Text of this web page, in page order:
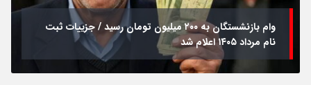
وام بازنشستگان به ۲۰۰ میلیون تومان رسید / جزییات ثبت
نام مرداد ۱۴۰۵ اعلام شد